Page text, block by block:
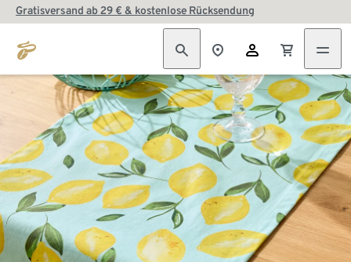
Gratisversand ab 29 € & kostenlose Rücksendung